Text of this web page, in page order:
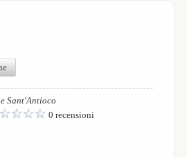
Sant'Antioco
0 recensioni